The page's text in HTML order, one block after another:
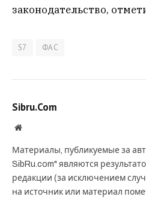
законодательство,
S7 ФАС
Sibru.Com
Website
Материалы, публикуемые за
SibRu.com" являются
редакции (за исключением
на источник или материал